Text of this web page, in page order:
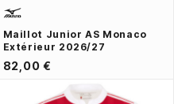
Maillot Junior AS Monaco
Extérieur 2026/27
82,00 €